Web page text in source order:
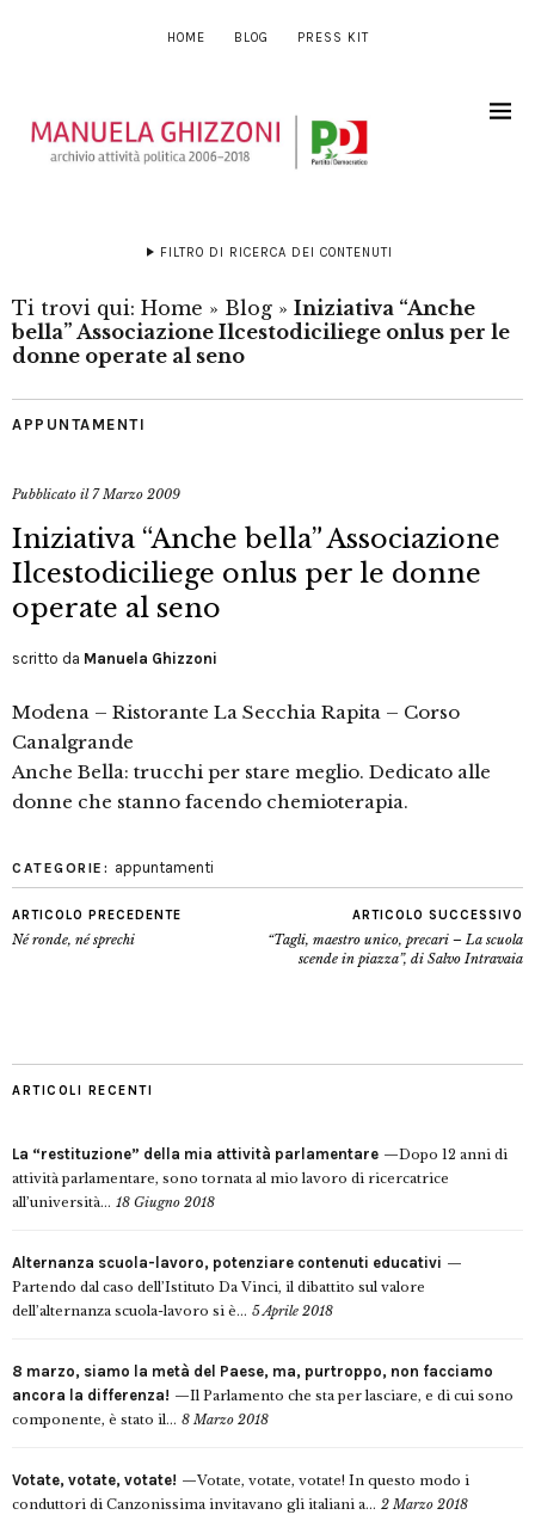
HOME BLOG PRESS KIT
FILTRO DI RICERCA DEI CONTENUTI
Ti trovi qui: Home » Blog » Iniziativa “Anche
bella” Associazione Ilcestodiciliege onlus per le
donne operate al seno
APPUNTAMENTI
Pubblicato il7 Marzo 2009
Iniziativa “Anche bella” Associazione
Ilcestodiciliege onlus per le donne
operate al seno
scritto da Manuela Ghizzoni
Modena – Ristorante La Secchia Rapita – Corso
Canalgrande
Anche Bella: trucchi per stare meglio. Dedicato alle
donne che stanno facendo chemioterapia.
CATEGORIE: appuntamenti
ARTICOLO PRECEDENTE
Né ronde, né sprechi
ARTICOLO SUCCESSIVO
“Tagli, maestro unico, precari – La scuola
scende in piazza”, di Salvo Intravaia
ARTICOLI RECENTI
La “restituzione” della mia attività parlamentare
Dopo 12 anni di
attività parlamentare, sono tornata al mio lavoro di ricercatrice
all’università... 18 Giugno 2018
Alternanza scuola-lavoro, potenziare contenuti educativi
Partendo dal caso dell’Istituto Da Vinci, il dibattito sul valore
dell’alternanza scuola-lavoro si è... 5 Aprile 2018
8 marzo, siamo la metà del Paese, ma, purtroppo, non facciamo
ancora la differenza!
Il Parlamento che sta per lasciare, e di cui sono
componente, è stato il... 8 Marzo 2018
Votate, votate, votate!
Votate, votate, votate! In questo modo i
conduttori di Canzonissima invitavano gli italiani a... 2 Marzo 2018